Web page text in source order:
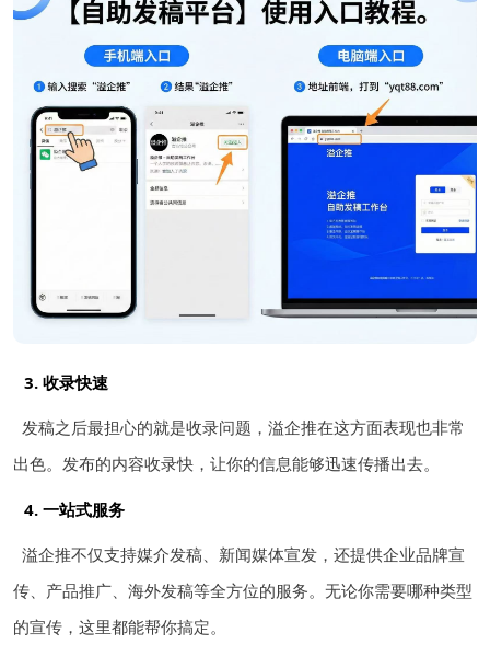
3. 收录快速
发稿之后最担心的就是收录问题，溢企推在这方面表现也非常
出色。发布的内容收录快，让你的信息能够迅速传播出去。
4. 一站式服务
溢企推不仅支持媒介发稿、新闻媒体宣发，还提供企业品牌宣
传、产品推广、海外发稿等全方位的服务。无论你需要哪种类型
的宣传，这里都能帮你搞定。